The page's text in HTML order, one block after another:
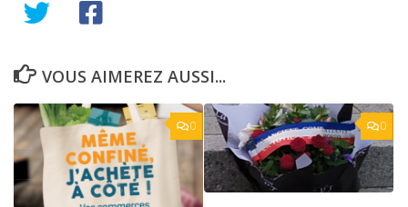
VOUS AIMEREZ AUSSI...
0 0